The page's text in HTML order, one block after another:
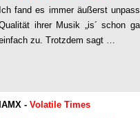
Ich fand es immer äußerst
ihrer Musik „is´ schon
zu. Trotzdem sagt …
IAMX - Volatile Times